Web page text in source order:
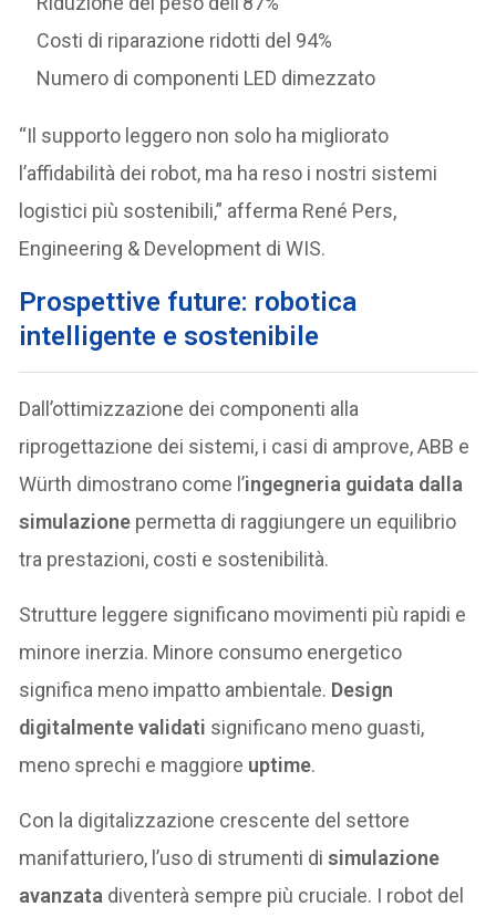
Costi di riparazione ridotti del 94%
Numero di componenti LED dimezzato
“Il supporto leggero non solo ha migliorato
l’affidabilità dei robot, ma ha reso i nostri sistemi
logistici più sostenibili,” afferma René Pers,
Engineering & Development di WIS.
Prospettive future: robotica
intelligente e sostenibile
Dall’ottimizzazione dei componenti alla
riprogettazione dei sistemi, i casi di amprove, ABB e
Würth dimostrano come l’ingegneria guidata dalla
simulazione permetta di raggiungere un equilibrio
tra prestazioni, costi e sostenibilità.
Strutture leggere significano movimenti più rapidi e
minore inerzia. Minore consumo energetico
significa meno impatto ambientale. Design
digitalmente validati significano meno guasti,
meno sprechi e maggiore uptime.
Con la digitalizzazione crescente del settore
manifatturiero, l’uso di strumenti disimulazione
avanzata diventerà sempre più cruciale. I robot del